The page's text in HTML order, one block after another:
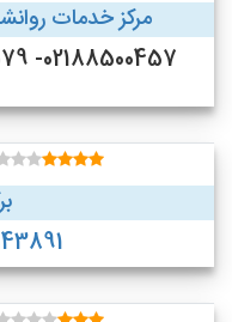
مرکز خدمات